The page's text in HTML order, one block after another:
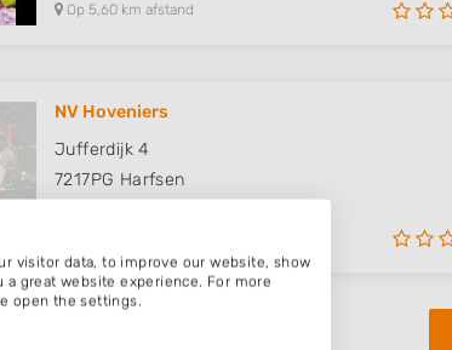
Op 5,60 km afstand
NV Hoveniers
Jufferdijk 4
7217PG Harfsen
visitor data, to improve our website, show
great website experience. For more
open the settings.